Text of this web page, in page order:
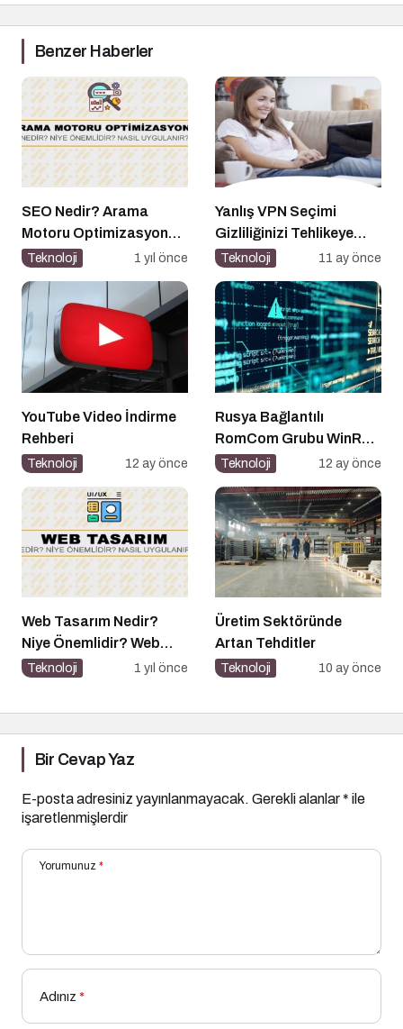
Benzer Haberler
SEO Nedir? Arama
Motoru Optimizasyonu
Nasıl Yapılır?
Teknoloji 1 yıl önce
Yanlış VPN Seçimi
Gizliliğinizi Tehlikeye
Atabilir
Teknoloji 11 ay önce
YouTube Video İndirme
Rehberi
Teknoloji 12 ay önce
Rusya Bağlantılı
RomCom Grubu WinRAR
Açığını Hedef Aldı
Teknoloji 12 ay önce
Web Tasarım Nedir?
Niye Önemlidir? Web
Tasarım Nasıl Yapılır?
Teknoloji 1 yıl önce
Üretim Sektöründe
Artan Tehditler
Teknoloji 10 ay önce
Bir Cevap Yaz
E-posta adresiniz yayınlanmayacak. Gerekli alanlar* ile
işaretlenmişlerdir
Yorumunuz *
Adınız *